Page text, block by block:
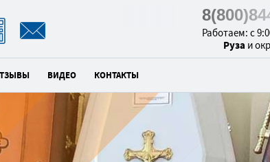
Работаем: с
Руза и
ВИДЕО КОНТАКТЫ